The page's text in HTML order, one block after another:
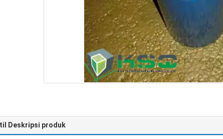
Deskripsi produk